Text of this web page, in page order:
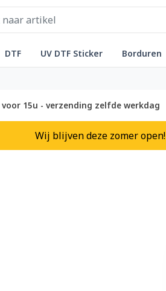
DTF UV DTF Sticker Borduren
voor 15u - verzending zelfde werkdag
Wij blijven deze zomer open!